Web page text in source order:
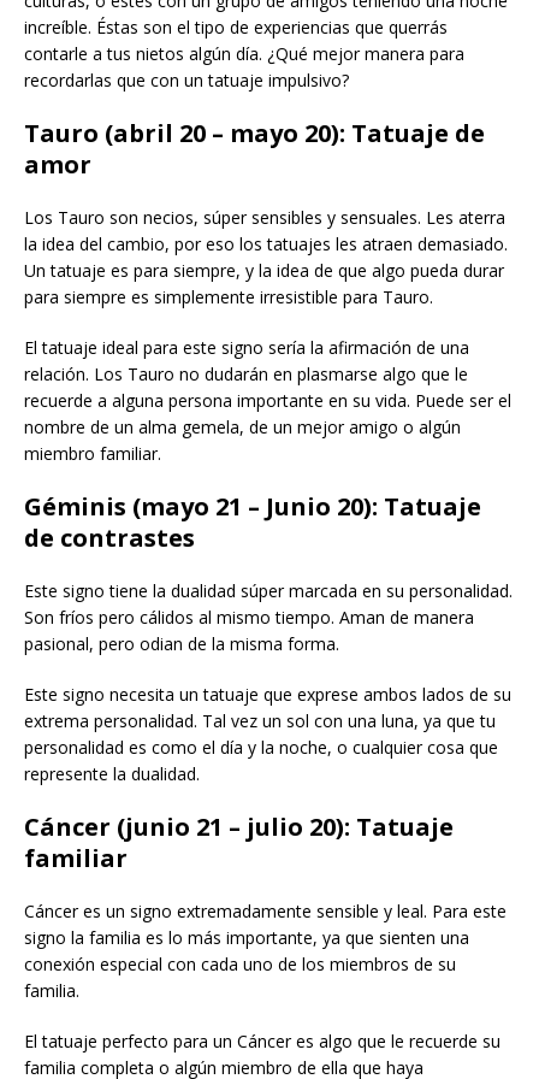
increíble. Éstas son el tipo de experiencias que querrás
contarle a tus nietos algún día. ¿Qué mejor manera para
recordarlas que con un tatuaje impulsivo?
Tauro (abril 20 – mayo 20): Tatuaje de
amor
Los Tauro son necios, súper sensibles y sensuales. Les aterra
la idea del cambio, por eso los tatuajes les atraen demasiado.
Un tatuaje es para siempre, y la idea de que algo pueda durar
para siempre es simplemente irresistible para Tauro.
El tatuaje ideal para este signo sería la afirmación de una
relación. Los Tauro no dudarán en plasmarse algo que le
recuerde a alguna persona importante en su vida. Puede ser el
nombre de un alma gemela, de un mejor amigo o algún
miembro familiar.
Géminis (mayo 21 – Junio 20): Tatuaje
de contrastes
Este signo tiene la dualidad súper marcada en su personalidad.
Son fríos pero cálidos al mismo tiempo. Aman de manera
pasional, pero odian de la misma forma.
Este signo necesita un tatuaje que exprese ambos lados de su
extrema personalidad. Tal vez un sol con una luna, ya que tu
personalidad es como el día y la noche, o cualquier cosa que
represente la dualidad.
Cáncer (junio 21 – julio 20): Tatuaje
familiar
Cáncer es un signo extremadamente sensible y leal. Para este
signo la familia es lo más importante, ya que sienten una
conexión especial con cada uno de los miembros de su
familia.
El tatuaje perfecto para un Cáncer es algo que le recuerde su
familia completa o algún miembro de ella que haya